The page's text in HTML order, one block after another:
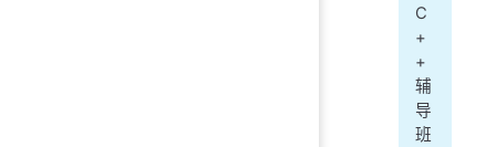
C
+
+
辅
导
班